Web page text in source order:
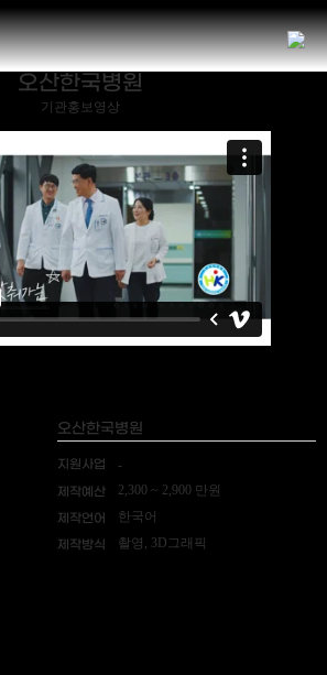
오산한국병원
기관홍보영상
오산한국병원
지원사업 -
제작예산 2,300 ~ 2,900 만원
제작언어 한국어
제작방식 촬영, 3D그래픽